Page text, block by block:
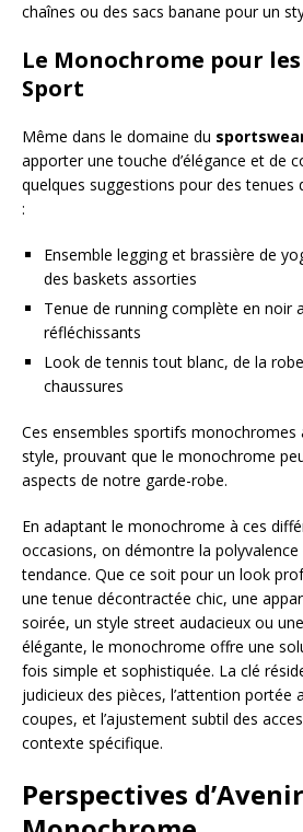
chaînes ou des sacs banane pour un
Le Monochrome pour
Sport
Même dans le domaine du
apporter une touche d’élégance et de
quelques suggestions pour des
:
Ensemble legging et brassière de
des baskets assorties
Tenue de running complète en noir
réfléchissants
Look de tennis tout blanc, de la
chaussures
Ces ensembles sportifs
style, prouvant que le monochrome
aspects de notre garde-robe.
En adaptant le monochrome à ces
occasions, on démontre la
tendance. Que ce soit pour un look
une tenue décontractée chic, une
soirée, un style street audacieux ou
élégante, le monochrome offre une
fois simple et sophistiquée. La clé
judicieux des pièces, l’attention portée
coupes, et l’ajustement subtil des
contexte spécifique.
Perspectives